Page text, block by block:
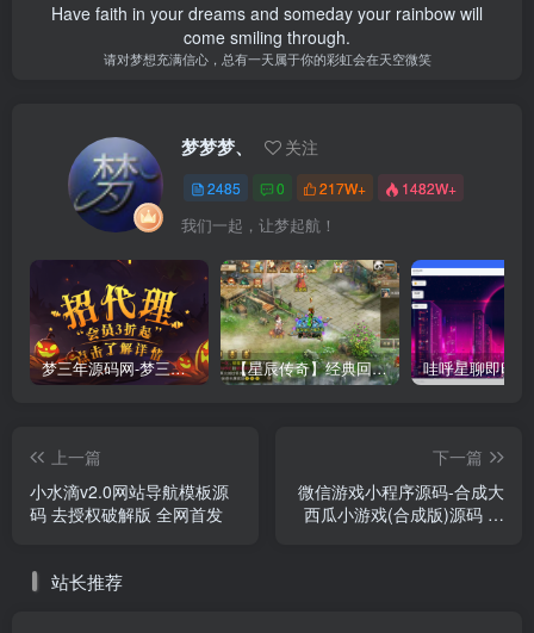
Have faith in your dreams and someday your rainbow will
come smiling through.
请对梦想充满信心，总有一天属于你的彩虹会在天空微笑
梦梦梦、 关注
2485 0 217W+ 1482W+
我们一起，让梦起航！
梦三年源码网-梦三年ym会员代理详情 【星辰传奇】经典回合制手游+安卓端+GM工具+详细搭建教程
上一篇
小水滴v2.0网站导航模板源
码 去授权破解版 全网首发
下一篇
微信游戏小程序源码-合成大
西瓜小游戏(合成版)源码 附
站长推荐